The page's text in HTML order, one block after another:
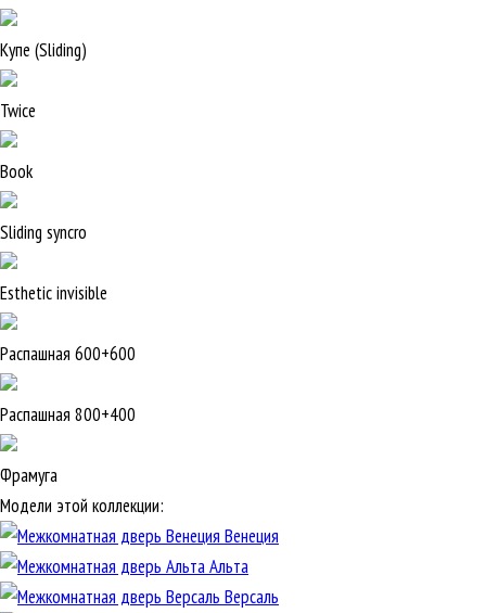
Купе (Sliding)
Twice
Book
Sliding syncro
Esthetic invisible
Распашная 600+600
Распашная 800+400
Фрамуга
Модели этой коллекции:
Венеция
Альта
Версаль